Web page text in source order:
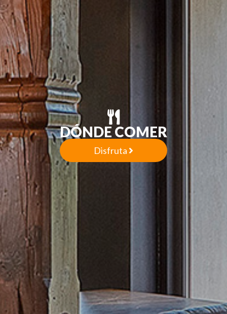
DÓNDE COMER
Disfruta